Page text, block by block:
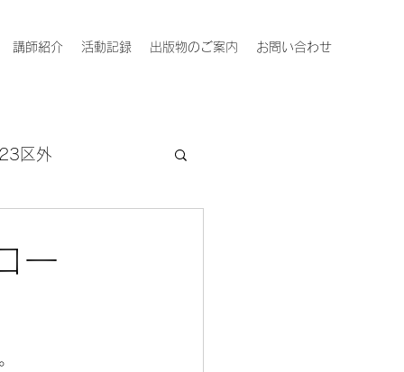
講師紹介 活動記録 出版物のご案内 お問い合わせ
区外
ー